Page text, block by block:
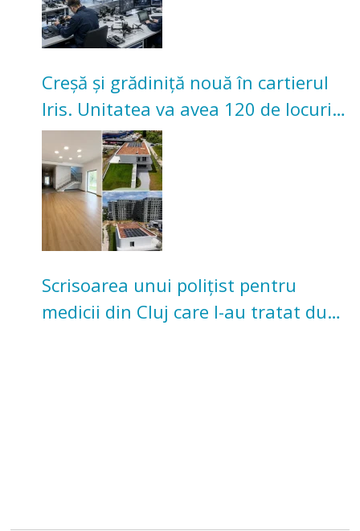
Creșă și grădiniță nouă în cartierul
Iris. Unitatea va avea 120 de locuri
pentru copii
Scrisoarea unui polițist pentru
medicii din Cluj care l-au tratat după